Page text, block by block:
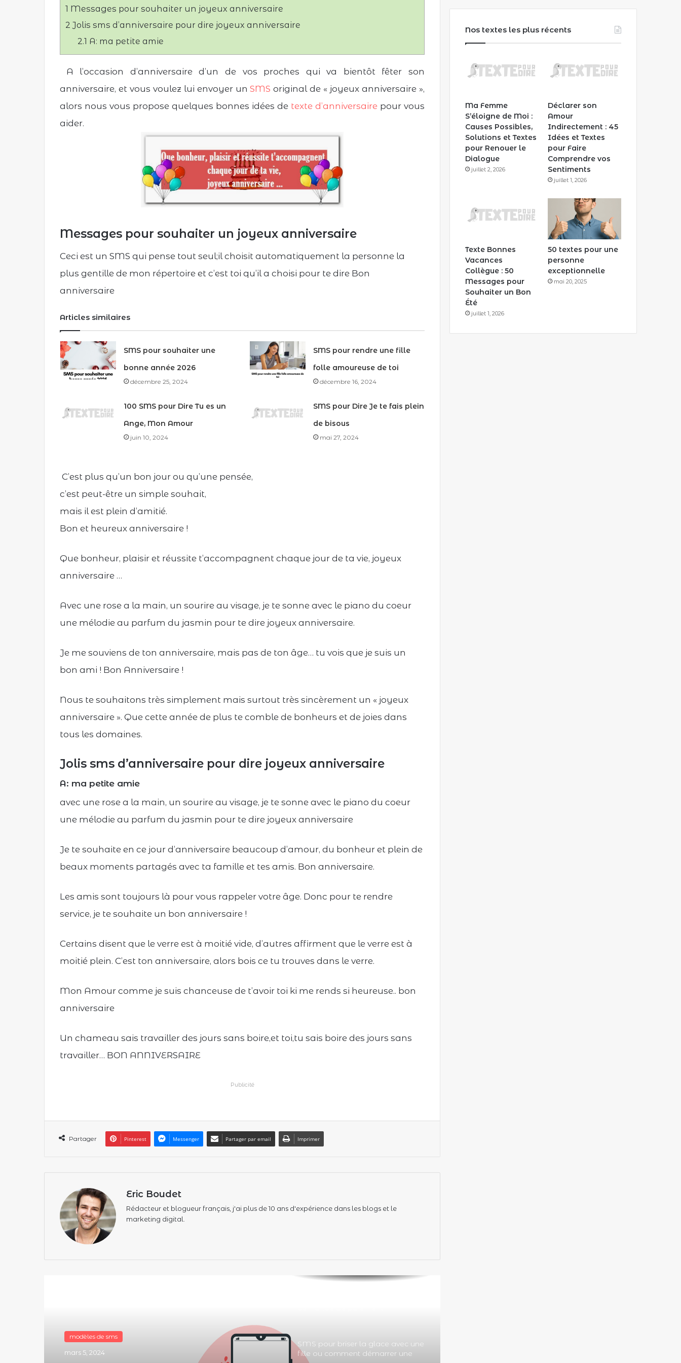
u
n
r
e
1 Messages pour souhaiter un joyeux anniversaire
2 Jolis sms d’anniversaire pour dire joyeux anniversaire
2.1 A: ma petite amie
A l’occasion d’anniversaire d’un de vos proches qui va bientôt fêter son
anniversaire, et vous voulez lui envoyer unSMS original de « joyeux anniversaire »,
alors nous vous propose quelques bonnes idées de texte d’anniversaire pour vous
aider.
Messages pour souhaiter un joyeux anniversaire
Ceci est un SMS qui pense tout seul;il choisit automatiquement la personne la
plus gentille de mon répertoire et c’est toi qu’il a choisi pour te dire Bon
anniversaire
Articles similaires
SMS pour souhaiter une
bonne année 2026
décembre 25, 2024
SMS pour rendre une fille
folle amoureuse de toi
décembre 16, 2024
100 SMS pour Dire Tu es un
Ange, Mon Amour
juin 10, 2024
SMS pour Dire Je te fais plein
de bisous
mai 27, 2024
C’est plus qu’un bon jour ou qu’une pensée,
c’est peut-être un simple souhait,
mais il est plein d’amitié.
Bon et heureux anniversaire !
Que bonheur, plaisir et réussite t’accompagnent chaque jour de ta vie, joyeux
anniversaire …
Avec une rose a la main, un sourire au visage, je te sonne avec le piano du coeur
une mélodie au parfum du jasmin pour te dire joyeux anniversaire.
Je me souviens de ton anniversaire, mais pas de ton âge… tu vois que je suis un
bon ami ! Bon Anniversaire !
Nous te souhaitons très simplement mais surtout très sincèrement un « joyeux
anniversaire ». Que cette année de plus te comble de bonheurs et de joies dans
tous les domaines.
Jolis sms d’anniversaire pour dire joyeux anniversaire
A: ma petite amie
avec une rose a la main, un sourire au visage, je te sonne avec le piano du coeur
une mélodie au parfum du jasmin pour te dire joyeux anniversaire
Je te souhaite en ce jour d’anniversaire beaucoup d’amour, du bonheur et plein de
beaux moments partagés avec ta famille et tes amis. Bon anniversaire.
Les amis sont toujours là pour vous rappeler votre âge. Donc pour te rendre
service, je te souhaite un bon anniversaire !
Certains disent que le verre est à moitié vide, d’autres affirment que le verre est à
moitié plein. C’est ton anniversaire, alors bois ce tu trouves dans le verre.
Mon Amour comme je suis chanceuse de t’avoir toi ki me rends si heureuse.. bon
anniversaire
Un chameau sais travailler des jours sans boire,et toi,tu sais boire des jours sans
travailler… BON ANNIVERSAIRE
Publicité
Partager Pinterest Messenger Partager par email Imprimer
Eric Boudet
Rédacteur et blogueur français, j'ai plus de 10 ans d'expérience dans les blogs et le
marketing digital.
modèles de sms
mars 5, 2024
SMS pour briser la glace avec une
fille ou comment démarrer une
Nos textes les plus récents
Ma Femme
S’éloigne de Moi :
Causes Possibles,
Solutions et Textes
pour Renouer le
Dialogue
juillet 2, 2026
Déclarer son
Amour
Indirectement : 45
Idées et Textes
pour Faire
Comprendre vos
Sentiments
juillet 1, 2026
Texte Bonnes
Vacances
Collègue : 50
Messages pour
Souhaiter un Bon
Été
juillet 1, 2026
50 textes pour une
personne
exceptionnelle
mai 20, 2025